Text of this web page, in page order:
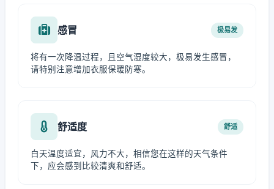
感冒 极易发
将有一次降温过程，且空气湿度较大，极易发生感冒，
请特别注意增加衣服保暖防寒。
舒适度 舒适
白天温度适宜，风力不大，相信您在这样的天气条件
下，应会感到比较清爽和舒适。